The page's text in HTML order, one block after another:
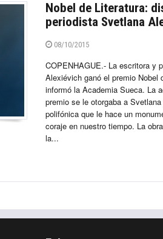
Nobel de Literatura:
periodista Svetlana
08/10/2015
COPENHAGUE.- La escritora y
Alexiévich ganó el premio Nobel
informó la Academia Sueca. La
premio se le otorgaba a
polifónica que le hace un
coraje en nuestro tiempo. La
la...